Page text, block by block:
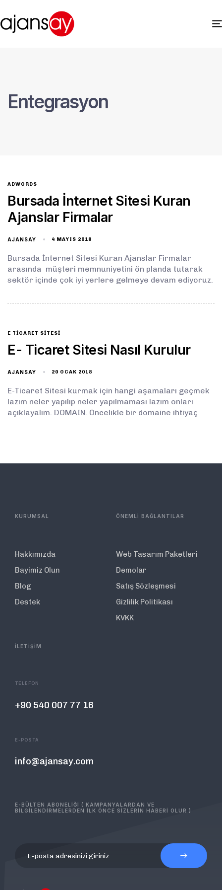
Entegrasyon
ADWORDS
Bursada İnternet Sitesi Kuran
Ajanslar Firmalar
AJANSAY 4 MAYIS 2018
Bursada İnternet Sitesi Kuran Ajanslar Firmalar
arasında müşteri memnuniyetini ön planda tutarak
sektör içinde çok iyi yerlere gelmeye devam ediyoruz.
E TICARET SITESI
E- Ticaret Sitesi Nasıl Kurulur
AJANSAY 20 OCAK 2018
E-Ticaret Sitesi kurmak için hangi aşamaları geçmek
lazım neler yapılıp neler yapılmaması lazım onları
açıklayalım. DOMAIN. Öncelikle bir domaine ihtiyaç
KURUMSAL
Hakkımızda
Bayimiz Olun
Blog
Destek
ÖNEMLİ BAĞLANTILAR
Web Tasarım Paketleri
Demolar
Satış Sözleşmesi
Gizlilik Politikası
KVKK
İLETİŞİM
TELEFON
+90 540 007 77 16
E-POSTA
info@ajansay.com
E-BÜLTEN ABONELİĞİ ( KAMPANYALARDAN VE
BİLGİLENDİRMELERDEN İLK ÖNCE SİZLERİN HABERİ OLUR )